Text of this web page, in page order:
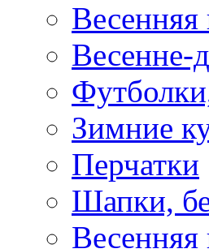
Весенняя
Весенне-
Зимние
Перчатки
Шапки,
Весенняя